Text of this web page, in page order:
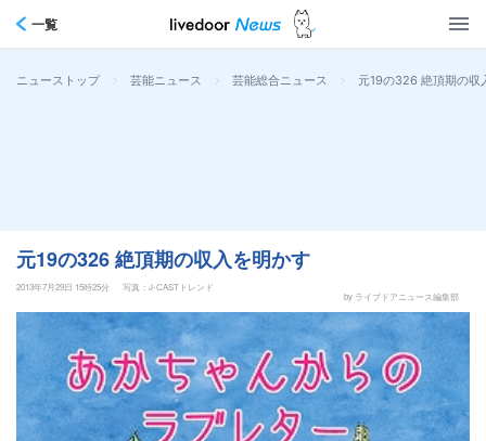
一覧
ニューストップ > 芸能ニュース > 芸能総合ニュース > 元19の326 絶頂期の収
元19の326 絶頂期の収入を明かす
2013年7月29日 15時25分
写真：J-CASTトレンド
by ライブドアニュース編集部